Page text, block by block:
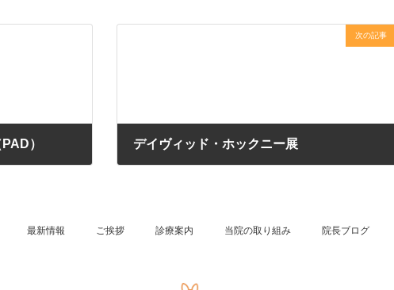
）
次の記事
デイヴィッド・ホックニー展
最新情報 ご挨拶 診療案内 当院の取り組み 院長ブログ